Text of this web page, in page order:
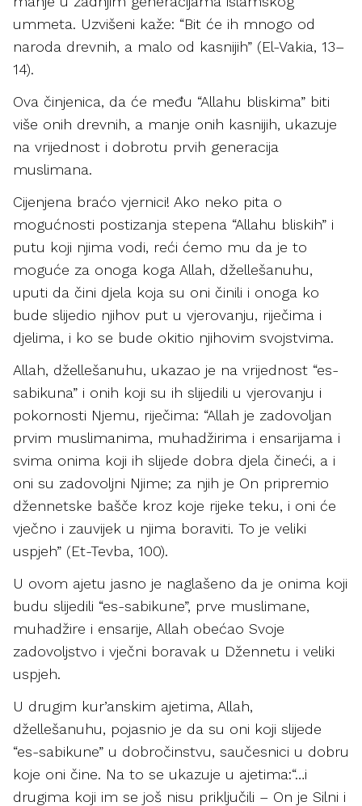
ummeta. Uzvišeni kaže: “Bit će ih mnogo od
naroda drevnih, a malo od kasnijih” (El-Vakia, 13–
14).
Ova činjenica, da će među “Allahu bliskima” biti
više onih drevnih, a manje onih kasnijih, ukazuje
na vrijednost i dobrotu prvih generacija
muslimana.
Cijenjena braćo vjernici! Ako neko pita o
mogućnosti postizanja stepena “Allahu bliskih” i
putu koji njima vodi, reći ćemo mu da je to
moguće za onoga koga Allah, džellešanuhu,
uputi da čini djela koja su oni činili i onoga ko
bude slijedio njihov put u vjerovanju, riječima i
djelima, i ko se bude okitio njihovim svojstvima.
Allah, džellešanuhu, ukazao je na vrijednost “es-
sabikuna” i onih koji su ih slijedili u vjerovanju i
pokornosti Njemu, riječima: “Allah je zadovoljan
prvim muslimanima, muhadžirima i ensarijama i
svima onima koji ih slijede dobra djela čineći, a i
oni su zadovoljni Njime; za njih je On pripremio
džennetske bašče kroz koje rijeke teku, i oni će
vječno i zauvijek u njima boraviti. To je veliki
uspjeh” (Et-Tevba, 100).
U ovom ajetu jasno je naglašeno da je onima koji
budu slijedili “es-sabikune”, prve muslimane,
muhadžire i ensarije, Allah obećao Svoje
zadovoljstvo i vječni boravak u Džennetu i veliki
uspjeh.
U drugim kur’anskim ajetima, Allah,
džellešanuhu, pojasnio je da su oni koji slijede
“es-sabikune” u dobročinstvu, saučesnici u dobru
koje oni čine. Na to se ukazuje u ajetima:“…i
drugima koji im se još nisu priključili – On je Silni i